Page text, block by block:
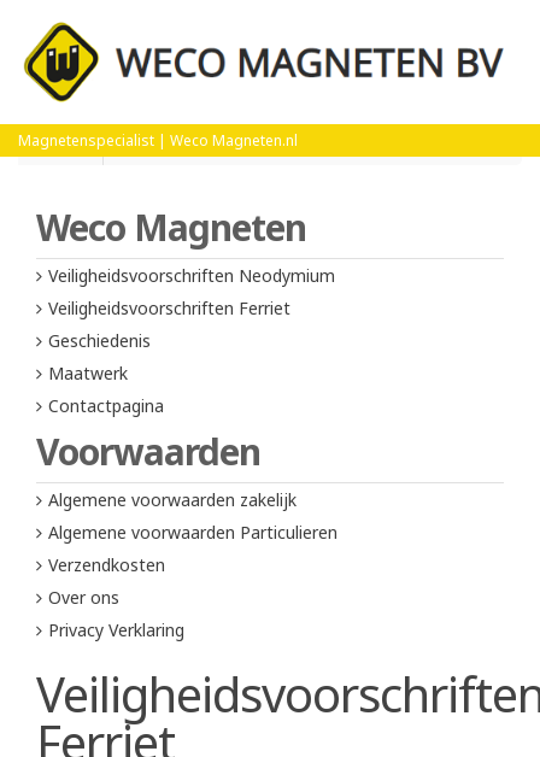
Magnetenspecialist | Weco Magneten.nl
Home Veiligheidsvoorschriften Ferriet
Weco Magneten
Veiligheidsvoorschriften Neodymium
Veiligheidsvoorschriften Ferriet
Geschiedenis
Maatwerk
Contactpagina
Voorwaarden
Algemene voorwaarden zakelijk
Algemene voorwaarden Particulieren
Verzendkosten
Over ons
Privacy Verklaring
Ferriet